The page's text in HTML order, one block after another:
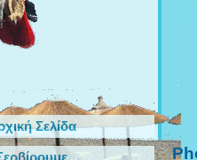
Σελίδα